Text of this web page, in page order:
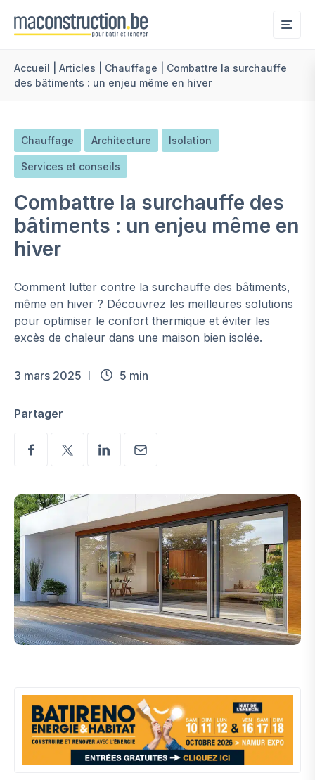
Accueil Articles Chauffage
Combattre la surchauffe
des bâtiments : un enjeu même en hiver
Chauffage Architecture Isolation
Services et conseils
Combattre la surchauffe des
bâtiments : un enjeu même en
hiver
Comment lutter contre la surchauffe des bâtiments,
même en hiver ? Découvrez les meilleures solutions
pour optimiser le confort thermique et éviter les
excès de chaleur dans une maison bien isolée.
3 mars 2025 5 min
Partager